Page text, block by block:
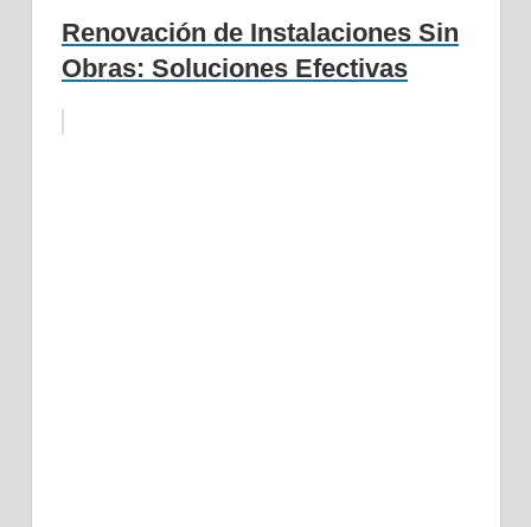
Renovación de Instalaciones Sin
Obras: Soluciones Efectivas